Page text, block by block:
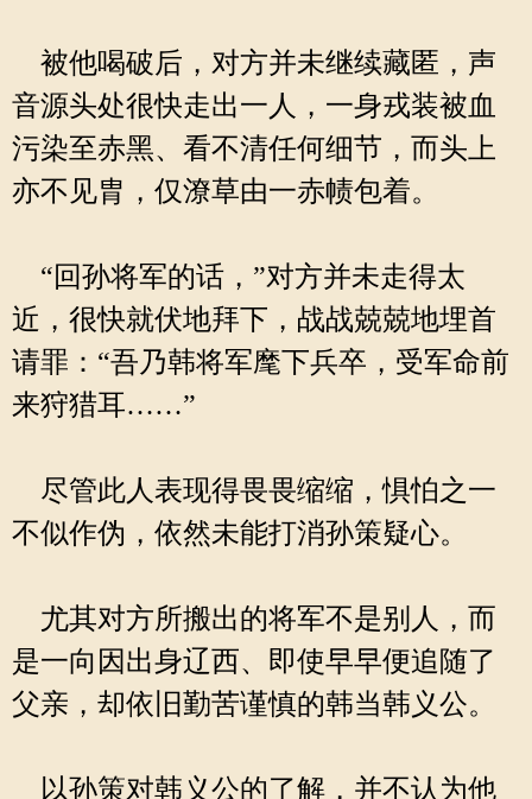
被他喝破后，对方并未继续藏匿，声
音源头处很快走出一人，一身戎装被血
污染至赤黑、看不清任何细节，而头上
亦不见胄，仅潦草由一赤帻包着。
“回孙将军的话，”对方并未走得太
近，很快就伏地拜下，战战兢兢地埋首
请罪：“吾乃韩将军麾下兵卒，受军命前
来狩猎耳……”
尽管此人表现得畏畏缩缩，惧怕之一
不似作伪，依然未能打消孙策疑心。
尤其对方所搬出的将军不是别人，而
是一向因出身辽西、即使早早便追随了
父亲，却依旧勤苦谨慎的韩当韩义公。
以孙策对韩义公的了解，并不认为他